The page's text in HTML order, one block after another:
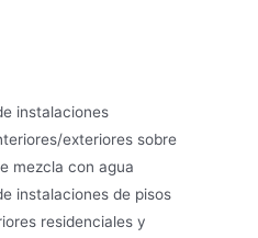
instalaciones
exteriores sobre
mezcla con agua
instalaciones de pisos
residenciales y